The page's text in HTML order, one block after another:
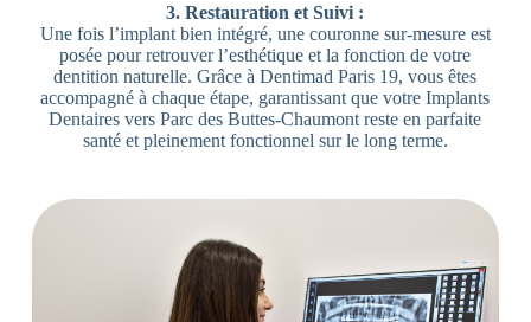
3. Restauration et Suivi :
Une fois l’implant bien intégré, une couronne sur-mesure est
posée pour retrouver l’esthétique et la fonction de votre
dentition naturelle. Grâce à Dentimad Paris 19, vous êtes
accompagné à chaque étape, garantissant que votre Implants
Dentaires vers Parc des Buttes-Chaumont reste en parfaite
santé et pleinement fonctionnel sur le long terme.